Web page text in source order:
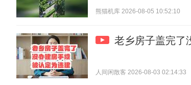
熊猫机库 2026-08-05 10:52:10
老乡房子盖完了
人间闲散客 2026-08-03 02:14:33